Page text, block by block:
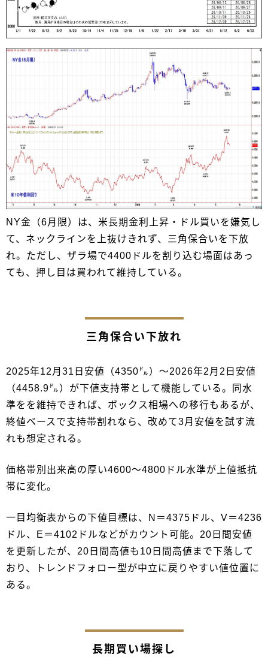
NY金（6月限）は、米長期金利上昇・ドル買いを嫌気し
て、ネックラインを上抜けきれず、三角保合いを下放
れ。ただし、ザラ場で4400ドルを割り込む場面はあっ
ても、押し目は買われて維持している。
三角保合い下放れ
2025年12月31日安値（4350㌦）～2026年2月2日安値
（4458.9㌦）が下値支持帯として機能している。同水
準をを維持できれば、ボックス相場への移行もあるが、
終値ベースで支持帯割れなら、改めて3月安値を試す流
れも想定される。
価格帯別出来高の厚い4600～4800ドル水準が上値抵抗
帯に変化。
一目均衡表からの下値目標は、N＝4375ドル、V＝4236
ドル、E＝4102ドルなどがカウント可能。20日間安値
を更新したが、20日間高値も10日間高値まで下落して
おり、トレンドフォロー型が中立に戻りやすい値位置に
ある。
長期買い場探し